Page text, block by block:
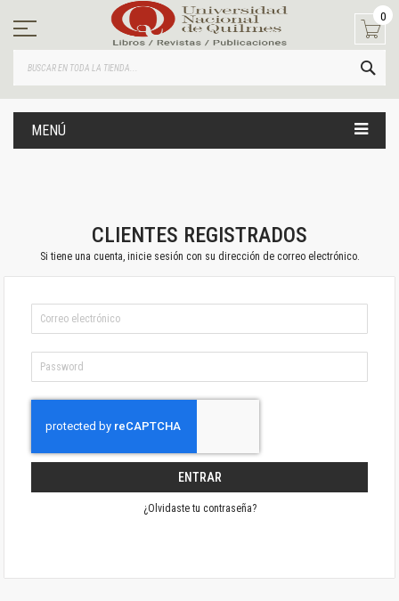
contenido
0
MENÚ
CLIENTES REGISTRADOS
Si tiene una cuenta, inicie sesión con su dirección de correo electrónico.
ENTRAR
¿Olvidaste tu contraseña?